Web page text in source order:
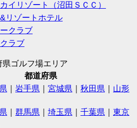
イリゾート（沼田ＳＣＣ）
リゾートホテル
クラブ
ラブ
県ゴルフ場エリア
都道府県
岩手県 宮城県 秋田県
山形
群馬県 埼玉県 千葉県
東京